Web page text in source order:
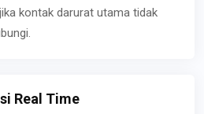
kontak darurat utama tidak
Real Time